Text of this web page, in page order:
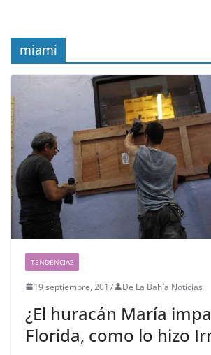
miami
TENDENCIAS
19 septiembre, 2017 De La Bahía Noticias
¿El huracán María
Florida, como lo hizo